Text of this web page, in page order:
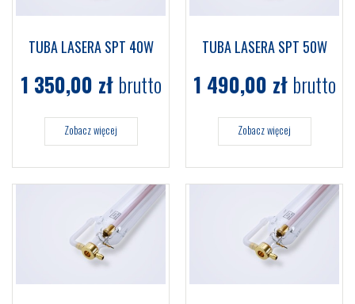
TUBA LASERA SPT 40W
1 350,00 zł brutto
Zobacz więcej
TUBA LASERA SPT 50W
1 490,00 zł brutto
Zobacz więcej